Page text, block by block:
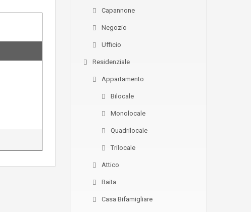
Capannone
Negozio
Ufficio
Residenziale
Appartamento
Bilocale
Monolocale
Quadrilocale
Trilocale
Attico
Baita
Casa Bifamigliare